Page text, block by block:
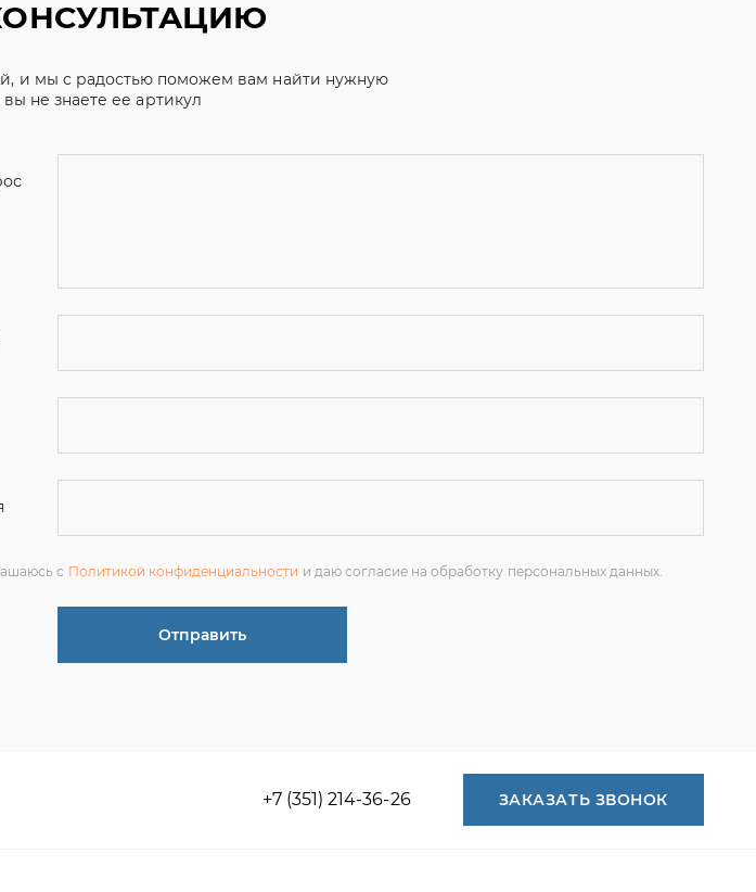
и мы с радостью поможем вам найти нужную
не знаете ее артикул
с
Отправить
+7 (351) 214-36-26